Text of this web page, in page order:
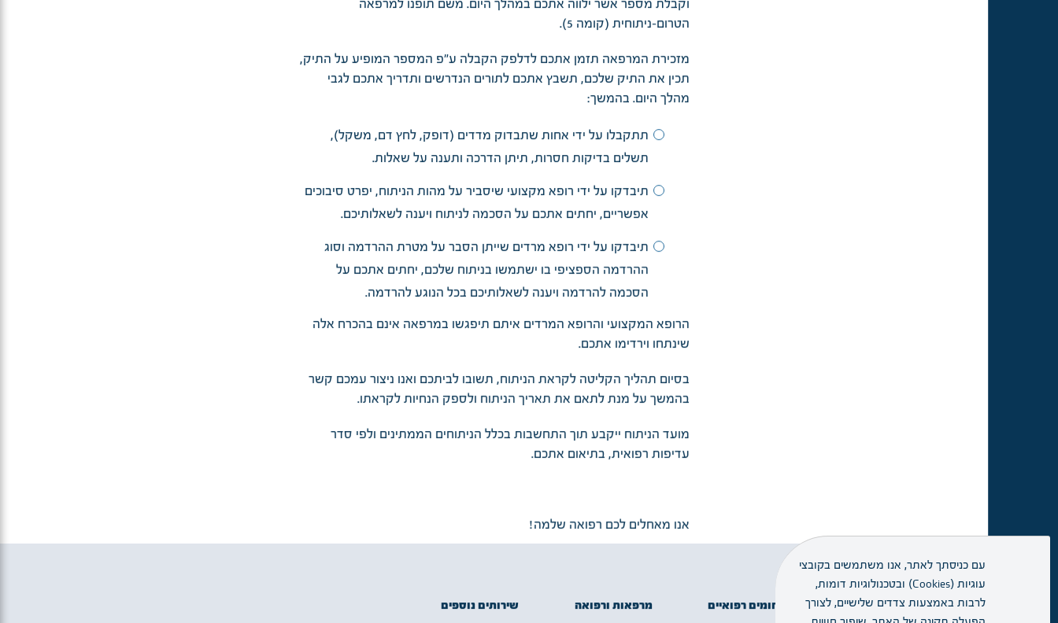
וקבלת מספר אשר ילווה אתכם במהלך היום. משם תופנו למרפאה
הטרום-ניתוחית (קומה 5).
מזכירת המרפאה תזמן אתכם לדלפק הקבלה ע"פ המספר המופיע על התיק,
תכין את התיק שלכם, תשבץ אתכם לתורים הנדרשים ותדריך אתכם לגבי
מהלך היום. בהמשך:
תתקבלו על ידי אחות שתבדוק מדדים (דופק, לחץ דם, משקל),
תשלים בדיקות חסרות, תיתן הדרכה ותענה על שאלות.
תיבדקו על ידי רופא מקצועי שיסביר על מהות הניתוח, יפרט סיבוכים
אפשריים, יחתים אתכם על הסכמה לניתוח ויענה לשאלותיכם.
תיבדקו על ידי רופא מרדים שייתן הסבר על מטרת ההרדמה וסוג
ההרדמה הספציפי בו ישתמשו בניתוח שלכם, יחתים אתכם על
הסכמה להרדמה ויענה לשאלותיכם בכל הנוגע להרדמה.
הרופא המקצועי והרופא המרדים איתם תיפגשו במרפאה אינם בהכרח אלה
שינתחו וירדימו אתכם.
בסיום תהליך הקליטה לקראת הניתוח, תשובו לביתכם ואנו ניצור עמכם קשר
בהמשך על מנת לתאם את תאריך הניתוח ולספק הנחיות לקראתו.
מועד הניתוח ייקבע תוך התחשבות בכלל הניתוחים הממתינים ולפי סדר
עדיפות רפואית, בתיאום אתכם.
אנו מאחלים לכם רפואה שלמה!
מידע שימושי תחומים רפואיים מרפאות ורפואה שירותים נוספים
עם כניסתך לאתר, אנו משתמשים בקובצי
עוגיות (Cookies) ובטכנולוגיות דומות,
לרבות באמצעות צדדים שלישיים, לצורך